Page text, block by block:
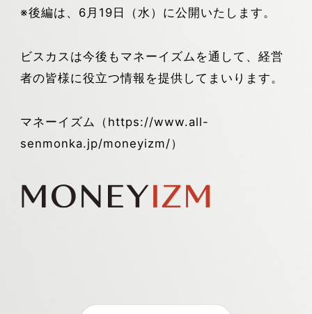
※後編は、6月19日（水）に公開いたします。
ビスカスは今後もマネーイズムを通して、経営
者の皆様に役立つ情報を提供してまいります。
マネーイズム（https://www.all-
senmonka.jp/moneyizm/）